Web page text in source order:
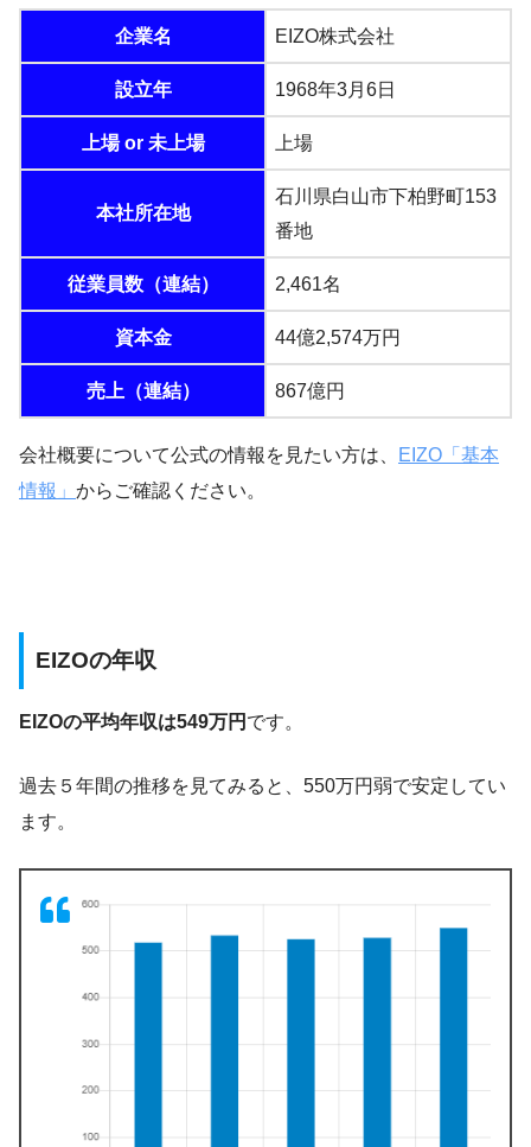
企業名 EIZO株式会社
設立年 1968年3月6日
上場 or 未上場 上場
本社所在地
石川県白山市下柏野町153
番地
従業員数（連結） 2,461名
資本金 44億2,574万円
売上（連結） 867億円
会社概要について公式の情報を見たい方は、
EIZO「基本
情報」 からご確認ください。
EIZOの年収
EIZOの平均年収は549万円 です。
過去５年間の推移を見てみると、550万円弱で安定してい
ます。